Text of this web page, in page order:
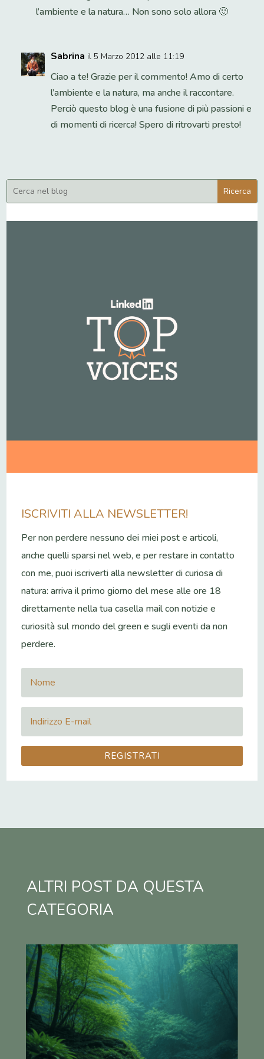
l’ambiente e la natura… Non sono solo allora 🙂
Sabrina il 5 Marzo 2012 alle 11:19
Ciao a te! Grazie per il commento! Amo di certo
l’ambiente e la natura, ma anche il raccontare.
Perciò questo blog è una fusione di più passioni e
di momenti di ricerca! Spero di ritrovarti presto!
ISCRIVITI ALLA NEWSLETTER!
Per non perdere nessuno dei miei post e articoli,
anche quelli sparsi nel web, e per restare in contatto
con me, puoi iscriverti alla newsletter di curiosa di
natura: arriva il primo giorno del mese alle ore 18
direttamente nella tua casella mail con notizie e
curiosità sul mondo del green e sugli eventi da non
perdere.
REGISTRATI
ALTRI POST DA QUESTA
CATEGORIA